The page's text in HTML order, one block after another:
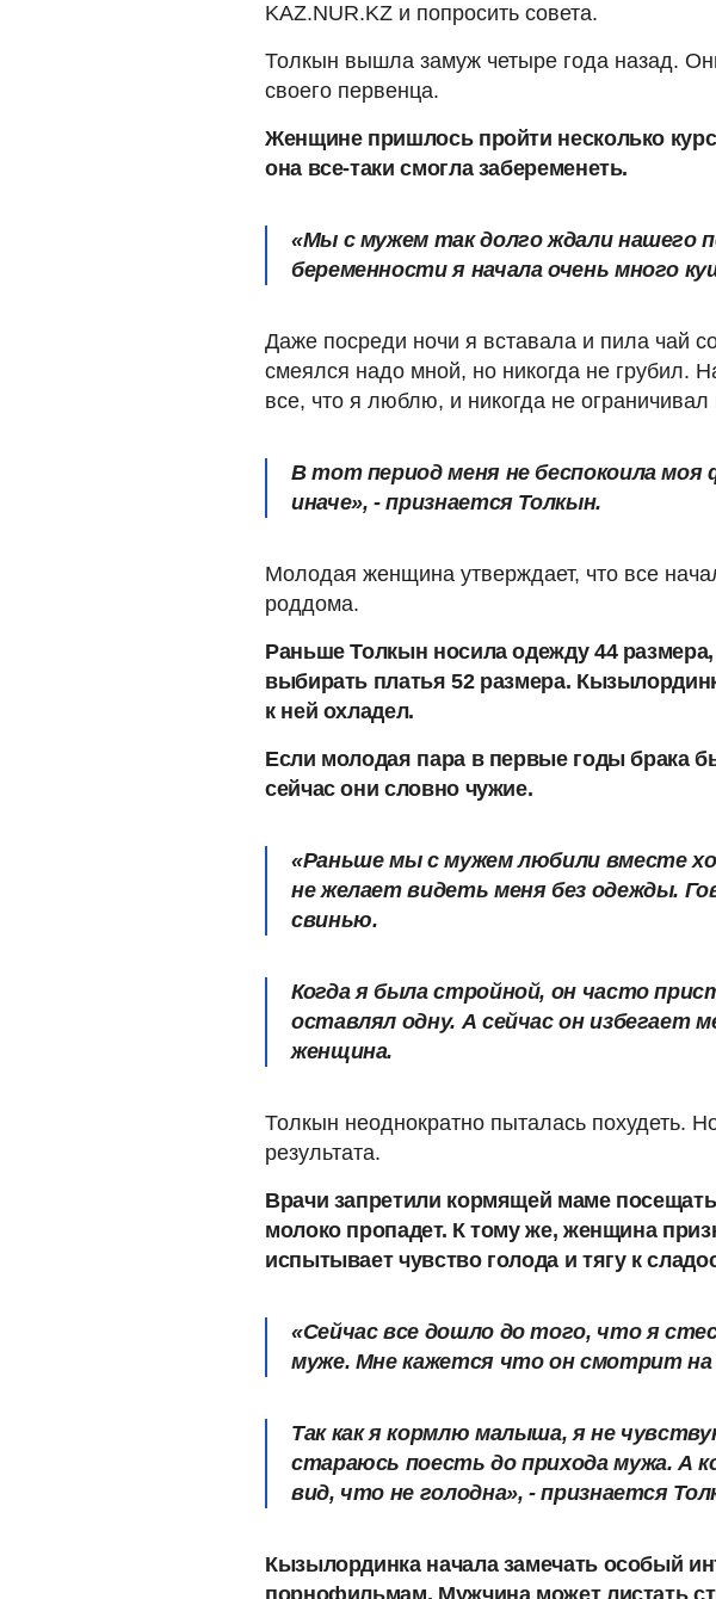
KAZ.NUR.KZ и попросить совета.
Толкын вышла замуж четыре года назад.
своего первенца.
Женщине пришлось пройти несколько
она все-таки смогла забеременеть.
«Мы с мужем так долго ждали нашего
беременности я начала очень много
Даже посреди ночи я вставала и пила чай
смеялся надо мной, но никогда не грубил.
все, что я люблю, и никогда не ограничивал
В тот период меня не беспокоила моя
иначе», - признается Толкын.
Молодая женщина утверждает, что все
роддома.
Раньше Толкын носила одежду 44
выбирать платья 52 размера.
к ней охладел.
Если молодая пара в первые годы брака
сейчас они словно чужие.
«Раньше мы с мужем любили вместе
не желает видеть меня без одежды.
свинью.
Когда я была стройной, он часто
оставлял одну. А сейчас он избегает
женщина.
Толкын неоднократно пыталась похудеть.
результата.
Врачи запретили кормящей маме
молоко пропадет. К тому же, женщина
испытывает чувство голода и тягу к
«Сейчас все дошло до того, что я
муже. Мне кажется что он смотрит
Так как я кормлю малыша, я не
стараюсь поесть до прихода мужа. А
вид, что не голодна», - признается
Кызылординка начала замечать особый